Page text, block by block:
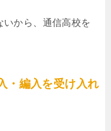
いから、通信高校を
・編入を受け入れ